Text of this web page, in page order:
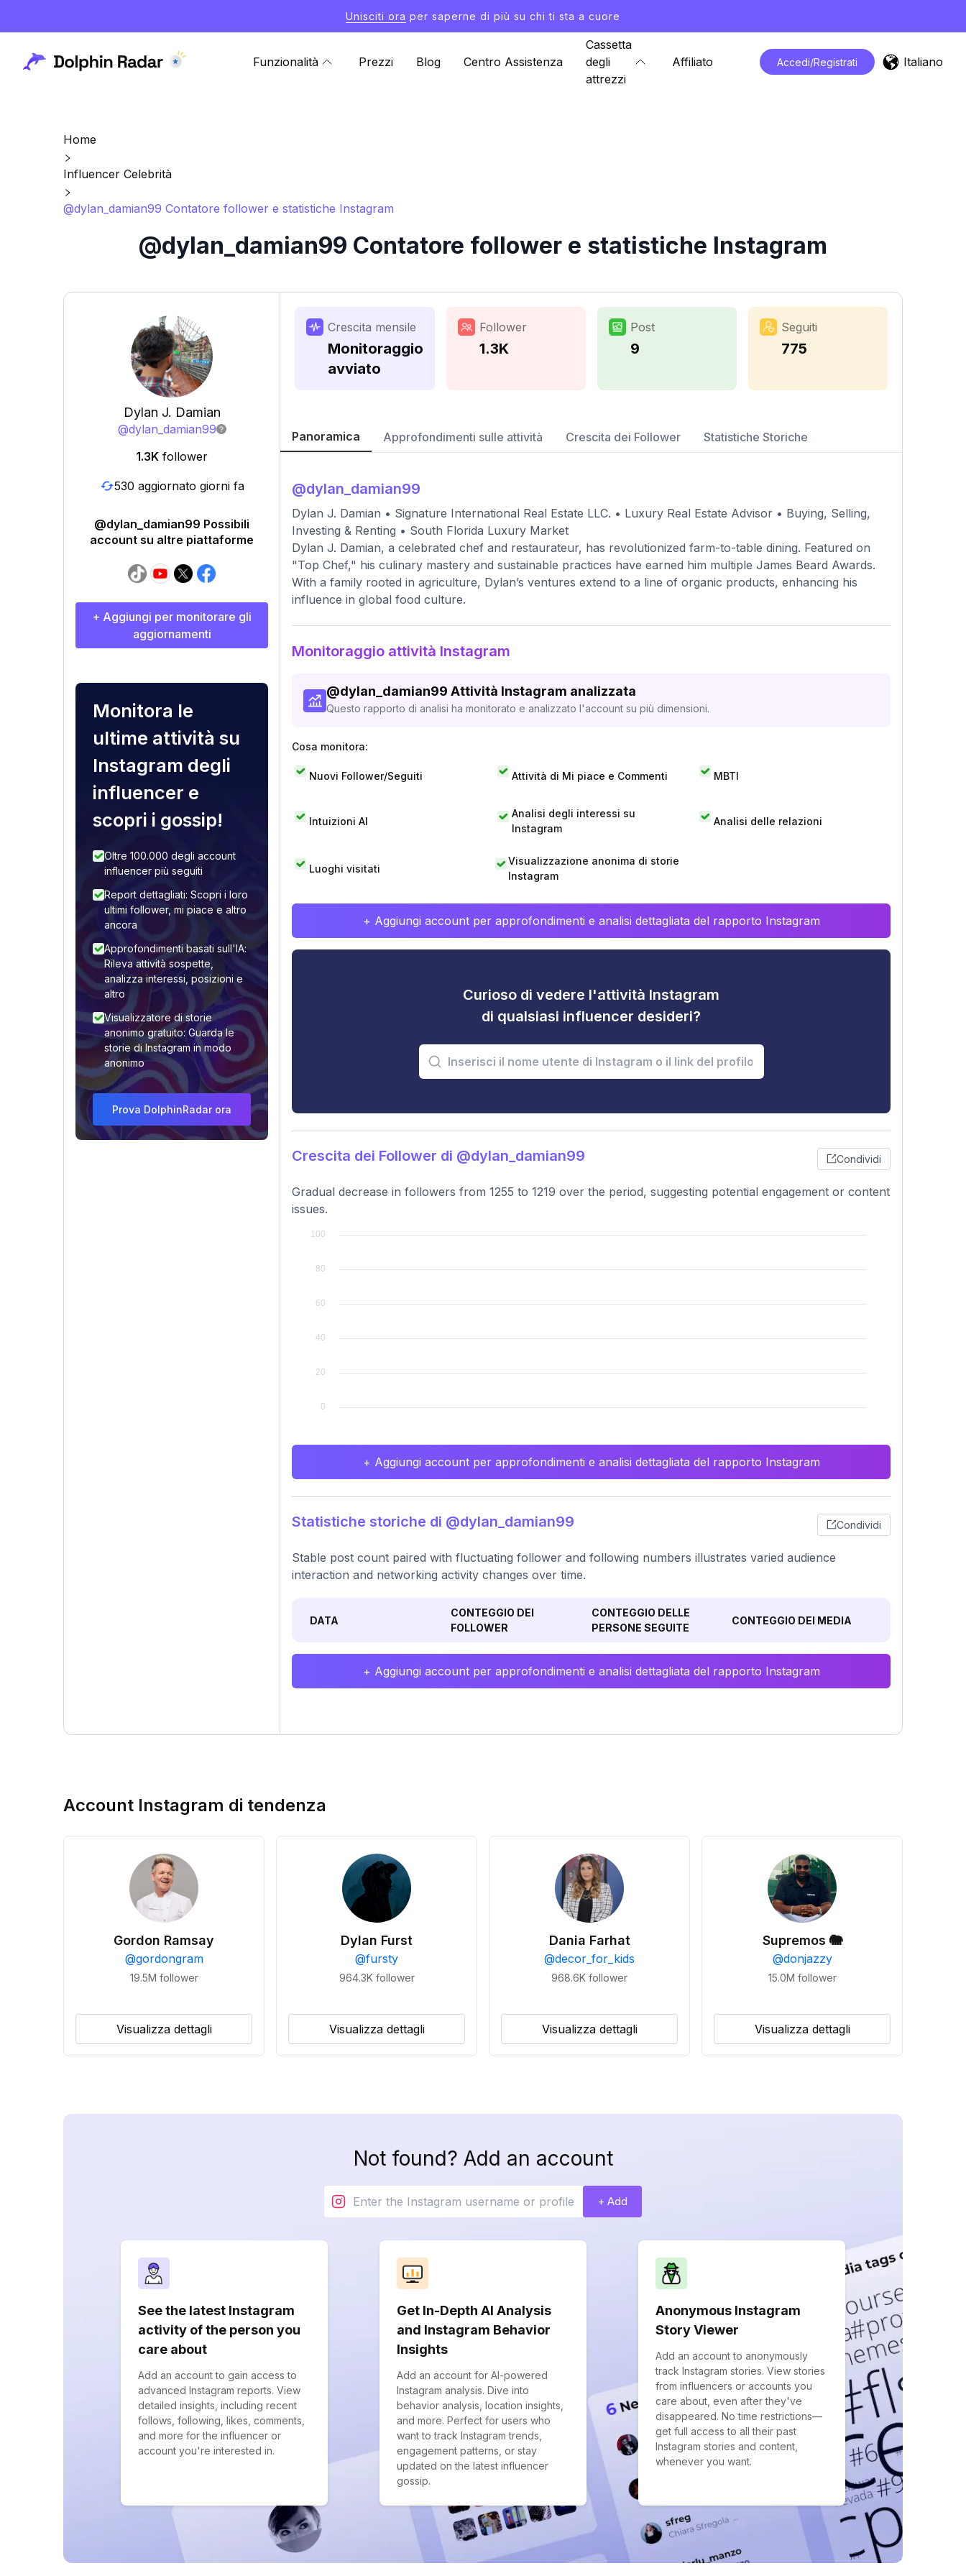
Unisciti ora per saperne di più su chi ti sta a cuore
Funzionalità Prezzi Blog Centro Assistenza
Cassetta
degli
attrezzi
Affiliato Accedi/Registrati Italiano
Home
Influencer Celebrità
@dylan_damian99 Contatore follower e statistiche Instagram
@dylan_damian99 Contatore follower e statistiche Instagram
Dylan J. Damian
@dylan_damian99
1.3K follower
530 aggiornato giorni fa
@dylan_damian99 Possibili
account su altre piattaforme
+ Aggiungi per monitorare gli
aggiornamenti
Monitora le
ultime attività su
Instagram degli
influencer e
scopri i gossip!
Oltre 100.000 degli account
influencer più seguiti
Report dettagliati: Scopri i loro
ultimi follower, mi piace e altro
ancora
Approfondimenti basati sull'IA:
Rileva attività sospette,
analizza interessi, posizioni e
altro
Visualizzatore di storie
anonimo gratuito: Guarda le
storie di Instagram in modo
anonimo
Prova DolphinRadar ora
Crescita mensile
Monitoraggio
avviato
Follower
1.3K
Post
9
Seguiti
775
Panoramica Approfondimenti sulle attività Crescita dei Follower Statistiche Storiche
@dylan_damian99
Dylan J. Damian • Signature International Real Estate LLC. • Luxury Real Estate Advisor • Buying, Selling,
Investing & Renting • South Florida Luxury Market
Dylan J. Damian, a celebrated chef and restaurateur, has revolutionized farm-to-table dining. Featured on
"Top Chef," his culinary mastery and sustainable practices have earned him multiple James Beard Awards.
With a family rooted in agriculture, Dylan’s ventures extend to a line of organic products, enhancing his
influence in global food culture.
Monitoraggio attività Instagram
@dylan_damian99 Attività Instagram analizzata
Questo rapporto di analisi ha monitorato e analizzato l'account su più dimensioni.
Cosa monitora:
Nuovi Follower/Seguiti Attività di Mi piace e Commenti MBTI
Intuizioni AI
Analisi degli interessi su
Instagram
Analisi delle relazioni
Luoghi visitati
Visualizzazione anonima di storie
Instagram
+ Aggiungi account per approfondimenti e analisi dettagliata del rapporto Instagram
Curioso di vedere l'attività Instagram
di qualsiasi influencer desideri?
Crescita dei Follower di @dylan_damian99 Condividi
Gradual decrease in followers from 1255 to 1219 over the period, suggesting potential engagement or content
issues.
+ Aggiungi account per approfondimenti e analisi dettagliata del rapporto Instagram
Statistiche storiche di @dylan_damian99 Condividi
Stable post count paired with fluctuating follower and following numbers illustrates varied audience
interaction and networking activity changes over time.
DATA
CONTEGGIO DEI
FOLLOWER
CONTEGGIO DELLE
PERSONE SEGUITE
CONTEGGIO DEI MEDIA
+ Aggiungi account per approfondimenti e analisi dettagliata del rapporto Instagram
Account Instagram di tendenza
Gordon Ramsay
@gordongram
19.5M follower
Visualizza dettagli
Dylan Furst
@fursty
964.3K follower
Visualizza dettagli
Dania Farhat
@decor_for_kids
968.6K follower
Visualizza dettagli
Supremos 🐘
@donjazzy
15.0M follower
Visualizza dettagli
Not found? Add an account
+ Add
See the latest Instagram
activity of the person you
care about
Add an account to gain access to
advanced Instagram reports. View
detailed insights, including recent
follows, following, likes, comments,
and more for the influencer or
account you're interested in.
Get In-Depth AI Analysis
and Instagram Behavior
Insights
Add an account for AI-powered
Instagram analysis. Dive into
behavior analysis, location insights,
and more. Perfect for users who
want to track Instagram trends,
engagement patterns, or stay
updated on the latest influencer
gossip.
Anonymous Instagram
Story Viewer
Add an account to anonymously
track Instagram stories. View stories
from influencers or accounts you
care about, even after they've
disappeared. No time restrictions—
get full access to all their past
Instagram stories and content,
whenever you want.